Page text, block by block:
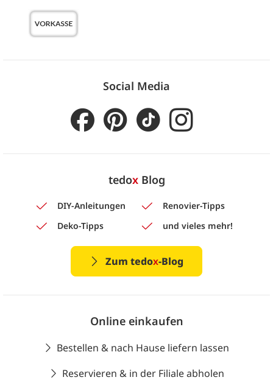
Social Media
tedoxBlog
DIY-Anleitungen
Renovier-Tipps
Deko-Tipps
und vieles mehr!
Zum tedox-Blog
Online einkaufen
Bestellen & nach Hause liefern lassen
Reservieren & in der Filiale abholen